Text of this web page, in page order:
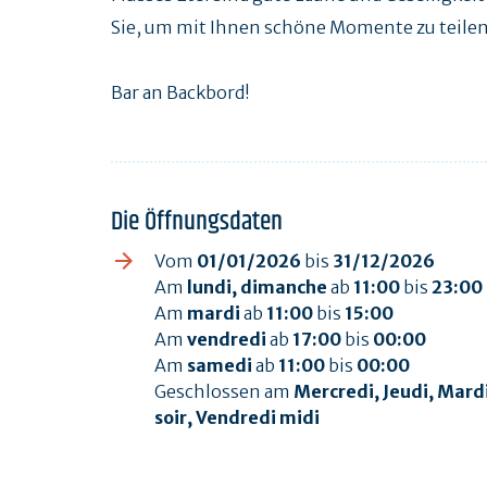
Sie, um mit Ihnen schöne Momente zu
Bar an Backbord!
Die Öffnungsdaten
Vom 01/01/2026 bis 31/12/2026
Am lundi, dimanche ab 11:00 bis 23:00
Am mardi ab 11:00 bis 15:00
Am vendredi ab 17:00 bis 00:00
Am samedi ab 11:00 bis 00:00
Geschlossen am Mercredi, Jeudi,
soir, Vendredi midi